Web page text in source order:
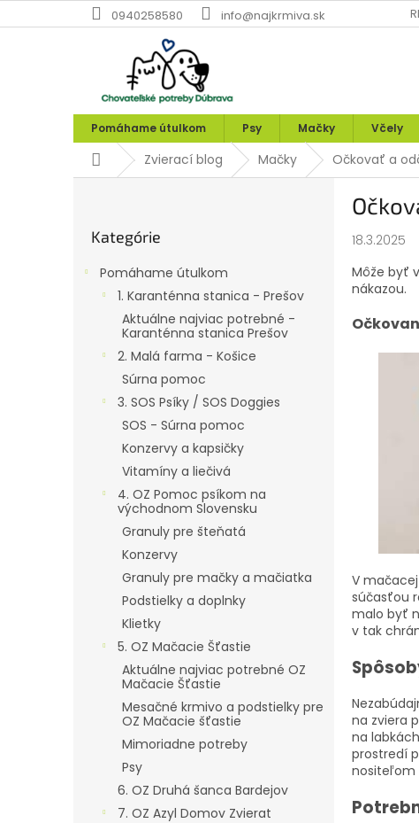
na
0940258580 info@najkrmiva.sk
Pomáhame útulkom Psy Mačky Včely
DomovZvierací blog Mačky Očkovať a
kategórie
Kategórie
Pomáhame útulkom
1. Karanténna stanica - Prešov
Aktuálne najviac potrebné -
Karanténna stanica Prešov
2. Malá farma - Košice
Súrna pomoc
3. SOS Psíky / SOS Doggies
SOS - Súrna pomoc
Konzervy a kapsičky
Vitamíny a liečivá
4. OZ Pomoc psíkom na
východnom Slovensku
Granuly pre šteňatá
Konzervy
Granuly pre mačky a mačiatka
Podstielky a doplnky
Klietky
5. OZ Mačacie Šťastie
Aktuálne najviac potrebné OZ
Mačacie Šťastie
Mesačné krmivo a podstielky pre
OZ Mačacie šťastie
Mimoriadne potreby
Psy
6. OZ Druhá šanca Bardejov
7. OZ Azyl Domov Zvierat
18.3.2025
Môže byť
nákazou.
V
súčasťou
malo byť
v tak
na zviera
na
prostredí
nositeľom